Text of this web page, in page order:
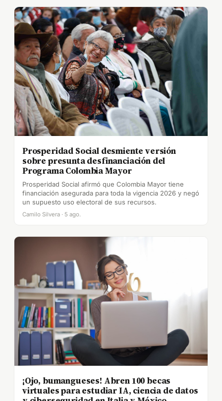
Prosperidad Social desmiente versión
sobre presunta desfinanciación del
Programa Colombia Mayor
Prosperidad Social afirmó que Colombia Mayor tiene
financiación asegurada para toda la vigencia 2026 y negó
un supuesto uso electoral de sus recursos.
Camilo Silvera · 5 ago.
¡Ojo, bumangueses! Abren 100 becas
virtuales para estudiar IA, ciencia de datos